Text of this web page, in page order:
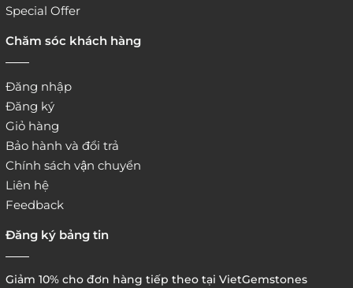
Special Offer
Chăm sóc khách hàng
Đăng nhập
Đăng ký
Giỏ hàng
Bảo hành và đổi trả
Chính sách vận chuyển
Liên hệ
Feedback
Đăng ký bảng tin
Giảm 10% cho đơn hàng tiếp theo tại VietGemstones